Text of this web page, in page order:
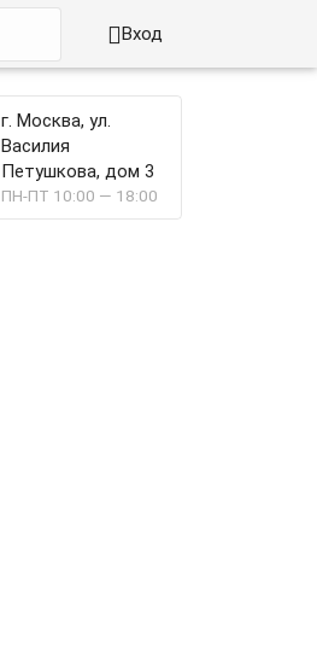
Вход
г. Москва, ул.
Василия
Петушкова, дом 3
ПН-ПТ 10:00 — 18:00